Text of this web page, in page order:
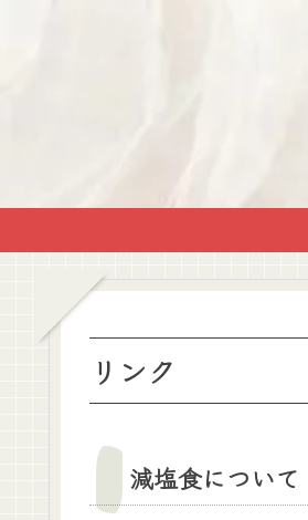
リンク
減塩食について